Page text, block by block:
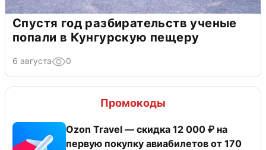
Спустя год разбирательств ученые
попали в Кунгурскую пещеру
6 августа 0
Промокоды
Ozon Travel — скидка 12 000 ₽ на
первую покупку авиабилетов от 170